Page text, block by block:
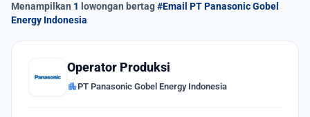
Menampilkan 1 lowongan bertag#Email PT Panasonic Gobel
Energy Indonesia
Operator Produksi
apartmentPT Panasonic Gobel Energy Indonesia